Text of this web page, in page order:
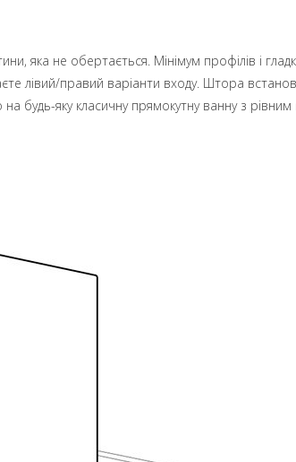
яка не обертається. Мінімум профілів і
правий варіанти входу. Штора
будь-яку класичну прямокутну ванну з